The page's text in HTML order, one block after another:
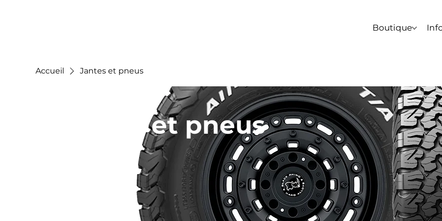
Boutique
Accueil Jantes et pneus
Jantes et pneus